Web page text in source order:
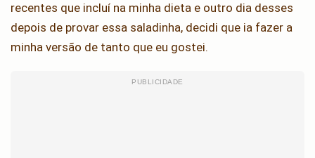
recentes que incluí na minha dieta e outro dia desses
depois de provar essa saladinha, decidi que ia fazer a
minha versão de tanto que eu gostei.